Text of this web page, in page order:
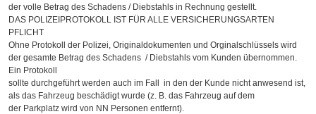
der volle Betrag des Schadens / Diebstahls in Rechnung gestellt.
DAS POLIZEIPROTOKOLL IST FÜR ALLE VERSICHERUNGSARTEN
PFLICHT
Ohne Protokoll der Polizei, Originaldokumenten und Orginalschlüssels wird
der gesamte Betrag des Schadens / Diebstahls vom Kunden übernommen.
Ein Protokoll
sollte durchgeführt werden auch im Fall in den der Kunde nicht anwesend ist,
als das Fahrzeug beschädigt wurde (z. B. das Fahrzeug auf dem
der Parkplatz wird von NN Personen entfernt).